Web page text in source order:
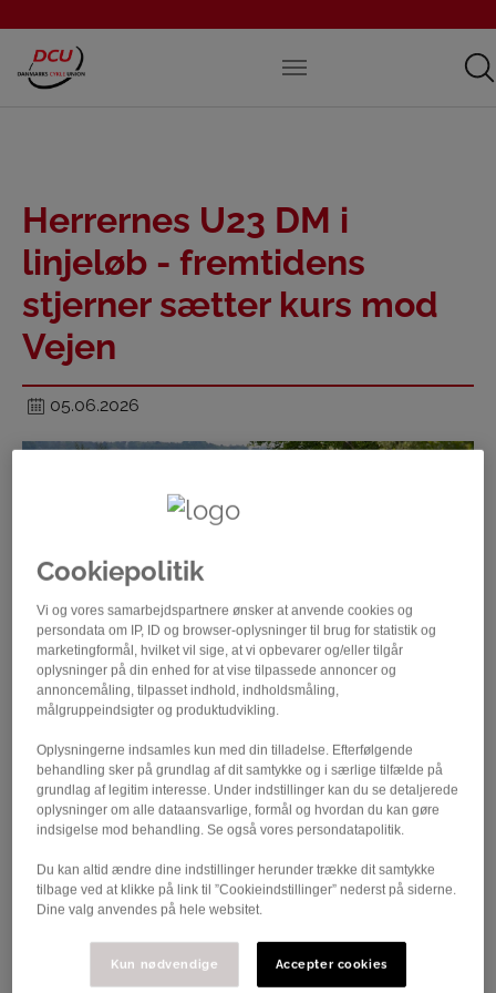
Herrernes U23 DM i
linjeløb - fremtidens
stjerner sætter kurs mod
Vejen
05.06.2026
I morgen, lørdag den 6. juni, samles Danmarks bedste
Vejen og Vejen Kommune sammen med Danmark
Cykle Union er værter for U23-herrernes DM i linjeløb
2026, hvor både start og mål er i hjertet af Vejen.
U23 DM har historisk vist sig at være et godt
pejlemærke for de fremtidig store danske cykelnavne.
Øverst på podiet har tidligere stået navne som Rasmus
Søjberg og Julius Johansen, og selv det næsthøjeste
trin har vist sig at love godt: Cristopher Juul-Jensen,
Cookiepolitik
Vi og vores samarbejdspartnere ønsker at anvende cookies og
persondata om IP, ID og browser-oplysninger til brug for statistik og
marketingformål, hvilket vil sige, at vi opbevarer og/eller tilgår
oplysninger på din enhed for at vise tilpassede annoncer og
annoncemåling, tilpasset indhold, indholdsmåling,
målgruppeindsigter og produktudvikling.
Oplysningerne indsamles kun med din tilladelse. Efterfølgende
behandling sker på grundlag af dit samtykke og i særlige tilfælde på
grundlag af legitim interesse. Under indstillinger kan du se detaljerede
oplysninger om alle dataansvarlige, formål og hvordan du kan gøre
indsigelse mod behandling. Se også vores persondatapolitik.
Du kan altid ændre dine indstillinger herunder trække dit samtykke
tilbage ved at klikke på link til ”Cookieindstillinger” nederst på siderne.
Dine valg anvendes på hele websitet.
Kun nødvendige Accepter cookies